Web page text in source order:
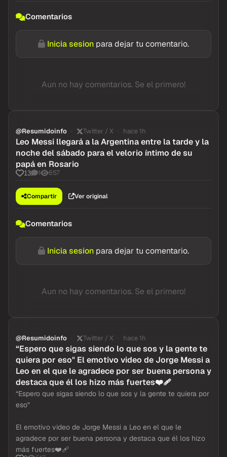
Comentarios
Inicia sesion para dejar tu comentario.
Aun no hay comentarios. Se el primero!
@Resumidoinfo Twitter / X hace 1h
Leo Messi llegará a la Argentina entre la tarde y la
noche del sábado para el velorio íntimo de su
papá en Rosario
13 1 657
Compartir Ver original
Comentarios
Inicia sesion para dejar tu comentario.
Aun no hay comentarios. Se el primero!
@Resumidoinfo Twitter / X hace 1h
“Espero que sigas siendo lo que sos y la gente te
quiera por eso" El emotivo video de Jorge Messi a
Leo en el que le agradece por ser buena persona y
destaca que él los hizo más fuertes❤️‍🩹
“Espero que sigas siendo lo que sos y la gente te quiera por
eso"
El emotivo video de Jorge Messi a Leo en el que le
agradece por ser buena persona y destaca que él los hizo
más fuertes❤️‍🩹